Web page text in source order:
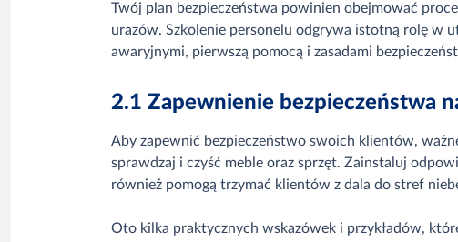
Twój plan bezpieczeństwa powinien obejmować
urazów. Szkolenie personelu odgrywa istotną rolę w
awaryjnymi, pierwszą pomocą i zasadami
2.1 Zapewnienie bezpieczeństwa
Aby zapewnić bezpieczeństwo swoich klientów,
sprawdzaj i czyść meble oraz sprzęt. Zainstaluj
również pomogą trzymać klientów z dala do stref
Oto kilka praktycznych wskazówek i przykładów,